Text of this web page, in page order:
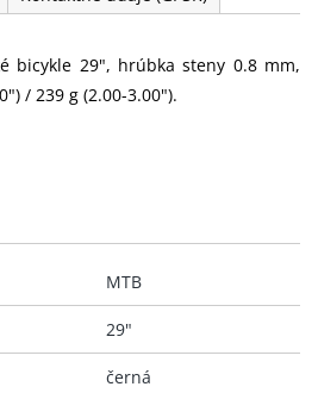
bicykle 29", hrúbka steny 0.8 mm,
/ 239 g (2.00-3.00").
MTB
29"
černá